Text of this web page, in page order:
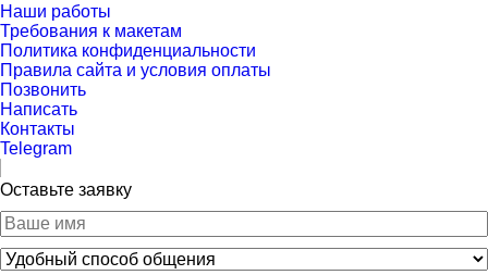
Наши работы
Требования к макетам
Политика конфиденциальности
Правила сайта и условия оплаты
Позвонить
Написать
Контакты
Telegram
Оставьте заявку